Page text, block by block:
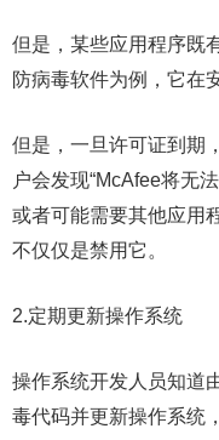
但是，某些应用程序既
防病毒软件为例，它在
但是，一旦许可证到期
户会发现“McAfee将无
或者可能需要其他应用
不仅仅是禁用它。
2.定期更新操作系统
操作系统开发人员知道
毒代码并更新操作系统